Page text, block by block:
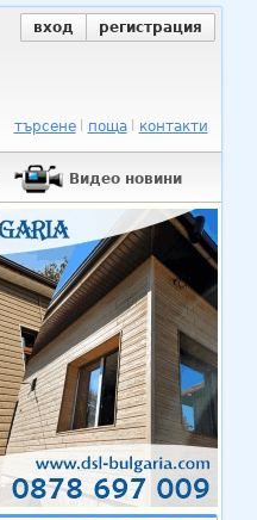
вход регистрация
търсене поща контакти
Видео новини